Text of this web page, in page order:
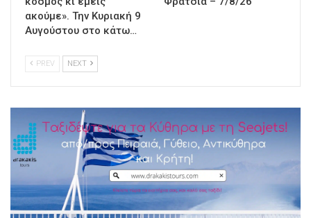
ακούμε». Την Κυριακή 9
Αυγούστου στο κάτω…
PREV NEXT